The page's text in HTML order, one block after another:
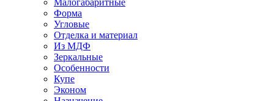
Малогабаритные
Форма
Угловые
Отделка и материал
Из МДФ
Зеркальные
Особенности
Купе
Эконом